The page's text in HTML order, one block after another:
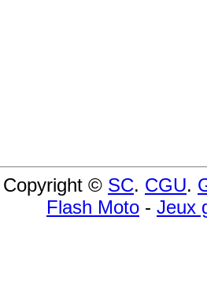
Copyright © SC. CGU.
Flash Moto - Jeux